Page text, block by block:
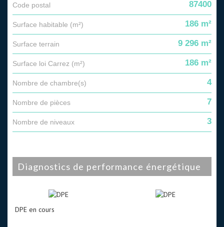
Code postal 87400
Surface habitable (m²) 186 m²
surface terrain 9 296 m²
Surface loi Carrez (m²) 186 m²
Nombre de chambre(s) 4
Nombre de pièces 7
Nombre de niveaux 3
diagnostics de performance énergétique
DPE en cours